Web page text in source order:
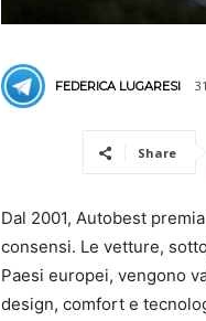
FEDERICA LUGARESI
Share
Dal 2001, Autobest
consensi. Le vetture,
Paesi europei, vengono
design, comfort e